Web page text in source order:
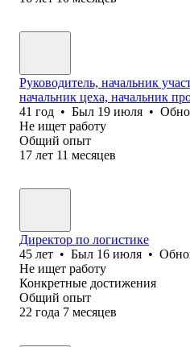
Руководитель, начальник
начальник цеха, начальник
41 год • Был 19 июля •
Не ищет работу
Общий опыт
17 лет 11 месяцев
Директор по логистике
45 лет • Был 16 июля •
Не ищет работу
Конкретные достижения
Общий опыт
22 года 7 месяцев